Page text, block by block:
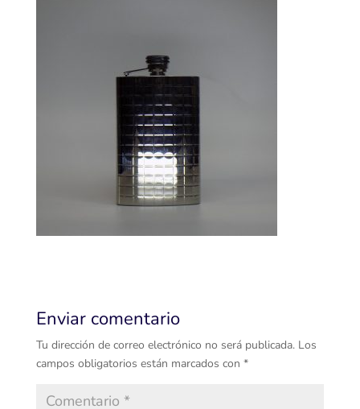
Enviar comentario
Tu dirección de correo electrónico no será publicada. Los
campos obligatorios están marcados con *